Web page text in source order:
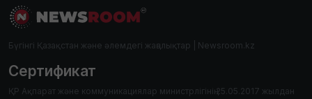
Бүгінгі Қазақстан және әлемдегі жаңалықтар | Newsroom.kz
Сертификат
ҚР Ақпарат және коммуникациялар министрлігінің 25.05.2017 жылдан